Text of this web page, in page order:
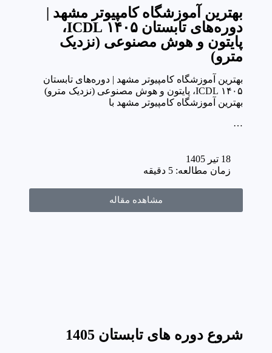
بهترین آموزشگاه کامپیوتر مشهد |
دوره‌های تابستان ۱۴۰۵ ICDL،
پایتون و هوش مصنوعی (نزدیک
مترو)
بهترین آموزشگاه کامپیوتر مشهد | دوره‌های تابستان
۱۴۰۵ ICDL، پایتون و هوش مصنوعی (نزدیک مترو)
بهترین آموزشگاه کامپیوتر مشهد با
…
18 تیر 1405
زمان مطالعه: 5 دقیقه
مشاهده مقاله
شروع دوره های تابستان 1405